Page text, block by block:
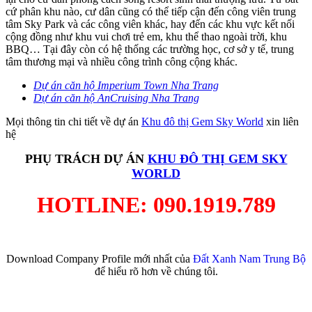
cứ phân khu nào, cư dân cũng có thể tiếp cận đến công viên trung
tâm Sky Park và các công viên khác, hay đến các khu vực kết nối
cộng đồng như khu vui chơi trẻ em, khu thể thao ngoài trời, khu
BBQ… Tại đây còn có hệ thống các trường học, cơ sở y tế, trung
tâm thương mại và nhiều công trình công cộng khác.
Dự án căn hộ Imperium Town Nha Trang
Dự án căn hộ AnCruising Nha Trang
Mọi thông tin chi tiết về dự án Khu đô thị Gem Sky World xin liên
hệ
PHỤ TRÁCH DỰ ÁN KHU ĐÔ THỊ GEM SKY
WORLD
HOTLINE: 090.1919.789
Download Company Profile mới nhất của Đất Xanh Nam Trung Bộ
để hiểu rõ hơn về chúng tôi.